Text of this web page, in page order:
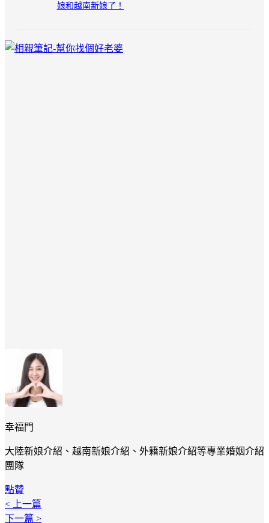
娘和越南新娘了！
幸福門
大陸新娘介紹、越南新娘介紹、外籍新娘介紹等專業婚姻介紹
團隊
點贊
< 上一篇
下一篇 >